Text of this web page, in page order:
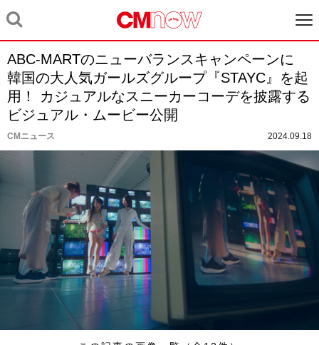
ABC-MARTのニューバランスキャンペーンに
韓国の大人気ガールズグループ『STAYC』を起
用！ カジュアルなスニーカーコーデを披露する
ビジュアル・ムービー公開
CMニュース 2024.09.18